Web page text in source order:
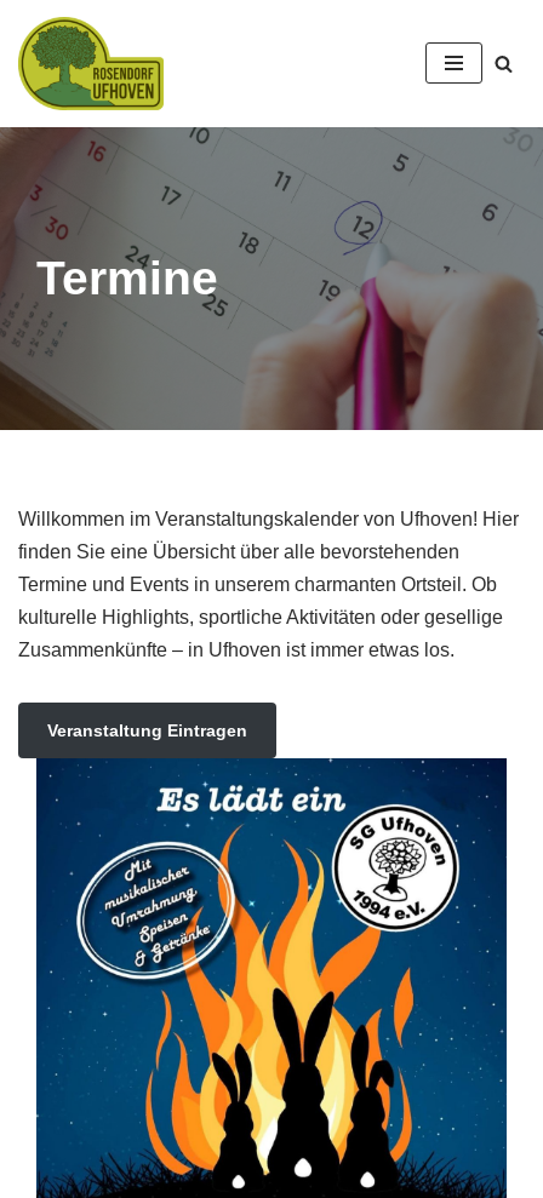
Zum
Inhalt
springen
Termine
Willkommen im Veranstaltungskalender von Ufhoven! Hier
finden Sie eine Übersicht über alle bevorstehenden
Termine und Events in unserem charmanten Ortsteil. Ob
kulturelle Highlights, sportliche Aktivitäten oder gesellige
Zusammenkünfte – in Ufhoven ist immer etwas los.
Veranstaltung Eintragen